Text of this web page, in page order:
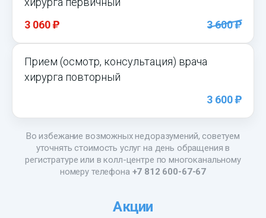
3 060) 3 600)
Прием (осмотр, консультация) врача
хирурга повторный
3 600)
Во избежание возможных недоразумений, советуем
уточнять стоимость услуг на день обращения в
регистратуре или в колл-центре по многоканальному
номеру телефона +7 812 600-67-67
Акции